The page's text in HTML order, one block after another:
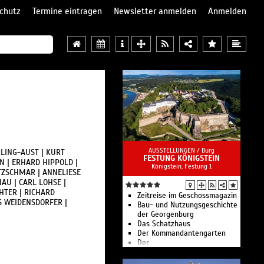
Termine eintragen Newsletter anmelden
Anmelden
AUST | KURT
| ERHARD HIPPOLD |
| ANNELIESE
| CARL LOHSE |
| RICHARD
|
AUSSTELLUNGEN / Burg
FESTUNG KÖNIGSTEIN
Königstein, Festung 1
Zeitreise im Geschossmagazin
Bau- und Nutzungsgeschichte
der Georgenburg
Das Schatzhaus
Der Kommandantengarten
Der
Die Festung in der